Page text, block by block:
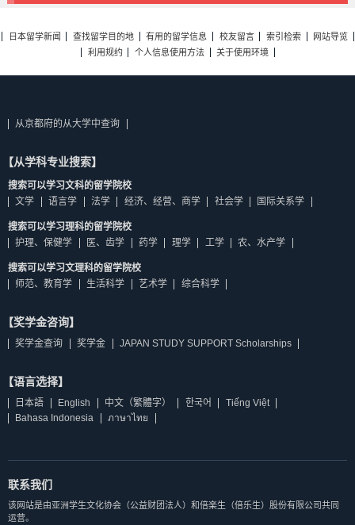
日本留学新闻 查找留学目的地 有用的留学信息 校友留言 索引检索
网站导览
利用规约
个人信息使用方法 关于使用环境
从京都府的从大学中查询
【从学科专业搜索】
搜索可以学习文科的留学院校
文学
语言学 法学 经济、经营、商学 社会学 国际关系学
搜索可以学习理科的留学院校
护理、保健学
医、齿学 药学 理学 工学 农、水产学
搜索可以学习文理科的留学院校
师范、教育学
生活科学 艺术学 综合科学
【奖学金咨询】
奖学金查询 奖学金 JAPAN STUDY SUPPORT Scholarships
【语言选择】
日本語 English 中文（繁體字） 한국어
Tiếng Việt
Bahasa Indonesia
ภาษาไทย
联系我们
该网站是由亚洲学生文化协会（公益财团法人）和倍楽生（倍乐生）股份有限公司共同
运营。